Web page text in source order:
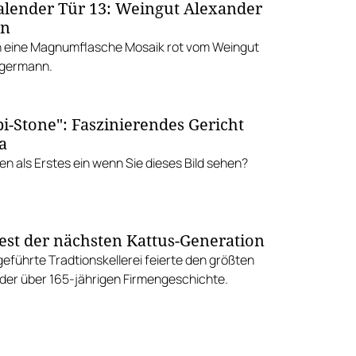
Tür 13: Weingut Alexander
eine Magnumflasche Mosaik rot vom Weingut
Stone": Faszinierendes Gericht
als Erstes ein wenn Sie dieses Bild sehen?
der nächsten Kattus-Generation
Tradtionskellerei feierte den größten
über 165-jährigen Firmengeschichte.